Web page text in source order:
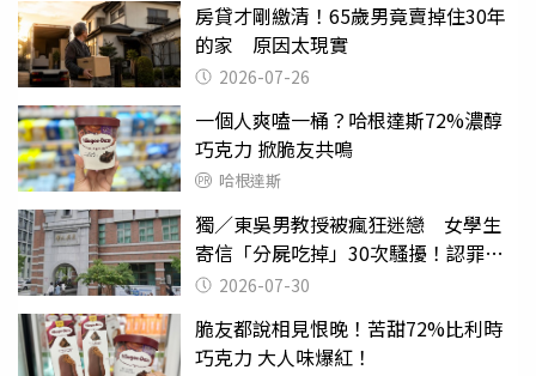
房貸才剛繳清！65歲男竟賣掉住30年
的家 原因太現實
2026-07-26
一個人爽嗑一桶？哈根達斯72%濃醇
巧克力 掀脆友共鳴
哈根達斯
獨／東吳男教授被瘋狂迷戀 女學生
寄信「分屍吃掉」30次騷擾！認罪免
關 2026-07-30
脆友都說相見恨晚！苦甜72%比利時
巧克力 大人味爆紅！